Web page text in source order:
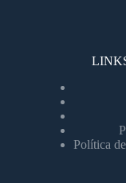
Política